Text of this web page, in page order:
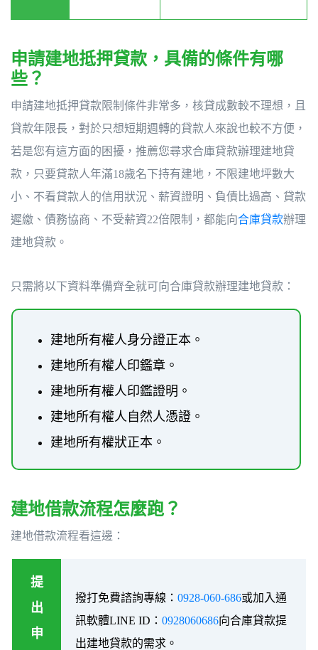
申請建地抵押貸款，具備的條件有哪
些？
申請建地抵押貸款限制條件非常多，核貸成數較不理想，且
貸款年限長，對於只想短期週轉的貸款人來說也較不方便，
若是您有這方面的困擾，推薦您尋求合庫貸款辦理建地貸
款，只要貸款人年滿18歲名下持有建地，不限建地坪數大
小、不看貸款人的信用狀況、薪資證明、負債比過高、貸款
遲繳、債務協商、不受薪資22倍限制，都能向合庫貸款辦理
建地貸款。
只需將以下資料準備齊全就可向合庫貸款辦理建地貸款：
建地所有權人身分證正本。
建地所有權人印鑑章。
建地所有權人印鑑證明。
建地所有權人自然人憑證。
建地所有權狀正本。
建地借款流程怎麼跑？
建地借款流程看這邊：
提
出
申
撥打免費諮詢專線： 0928-060-686或加入通
訊軟體LINE ID： 0928060686向合庫貸款提
出建地貸款的需求。